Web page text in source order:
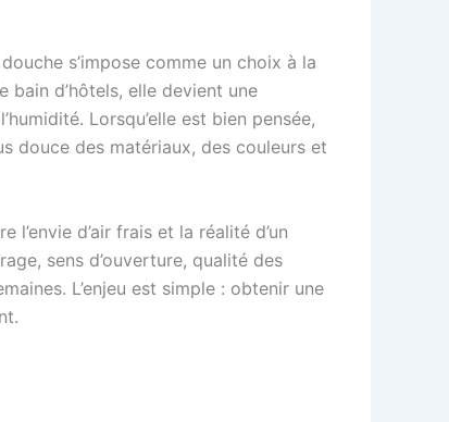
s’impose comme un choix à la
d’hôtels, elle devient une
Lorsqu’elle est bien pensée,
douce des matériaux, des couleurs et
d’air frais et la réalité d’un
sens d’ouverture, qualité des
L’enjeu est simple : obtenir une